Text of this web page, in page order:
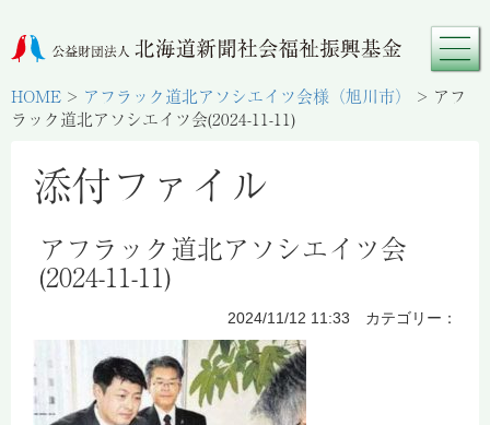
HOME > アフラック道北アソシエイツ会様（旭川市） > アフ
ラック道北アソシエイツ会(2024-11-11)
添付ファイル
アフラック道北アソシエイツ会
(2024-11-11)
2024/11/12 11:33 カテゴリー：